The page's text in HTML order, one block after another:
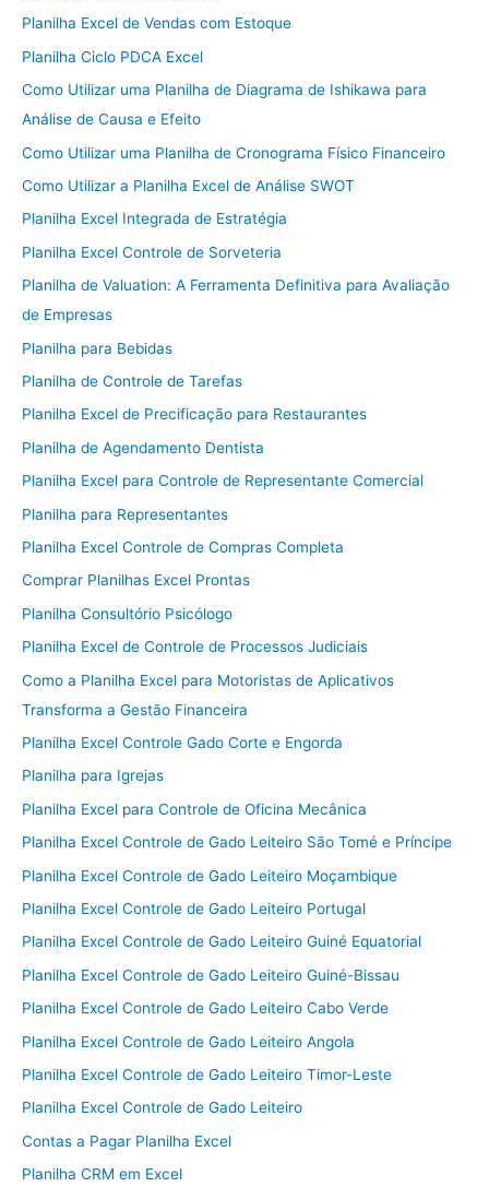
Planilha Excel de Vendas com Estoque
Planilha Ciclo PDCA Excel
Como Utilizar uma Planilha de Diagrama de Ishikawa para
Análise de Causa e Efeito
Como Utilizar uma Planilha de Cronograma Físico Financeiro
Como Utilizar a Planilha Excel de Análise SWOT
Planilha Excel Integrada de Estratégia
Planilha Excel Controle de Sorveteria
Planilha de Valuation: A Ferramenta Definitiva para Avaliação
de Empresas
Planilha para Bebidas
Planilha de Controle de Tarefas
Planilha Excel de Precificação para Restaurantes
Planilha de Agendamento Dentista
Planilha Excel para Controle de Representante Comercial
Planilha para Representantes
Planilha Excel Controle de Compras Completa
Comprar Planilhas Excel Prontas
Planilha Consultório Psicólogo
Planilha Excel de Controle de Processos Judiciais
Como a Planilha Excel para Motoristas de Aplicativos
Transforma a Gestão Financeira
Planilha Excel Controle Gado Corte e Engorda
Planilha para Igrejas
Planilha Excel para Controle de Oficina Mecânica
Planilha Excel Controle de Gado Leiteiro São Tomé e Príncipe
Planilha Excel Controle de Gado Leiteiro Moçambique
Planilha Excel Controle de Gado Leiteiro Portugal
Planilha Excel Controle de Gado Leiteiro Guiné Equatorial
Planilha Excel Controle de Gado Leiteiro Guiné-Bissau
Planilha Excel Controle de Gado Leiteiro Cabo Verde
Planilha Excel Controle de Gado Leiteiro Angola
Planilha Excel Controle de Gado Leiteiro Timor-Leste
Planilha Excel Controle de Gado Leiteiro
Contas a Pagar Planilha Excel
Planilha CRM em Excel